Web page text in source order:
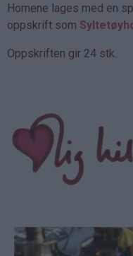
Hornene lages med en
oppskrift som
Oppskriften gir 24 stk.